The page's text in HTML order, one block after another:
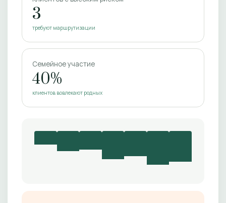
3
требуют маршрутизации
Семейное участие
40%
клиентов вовлекают родных